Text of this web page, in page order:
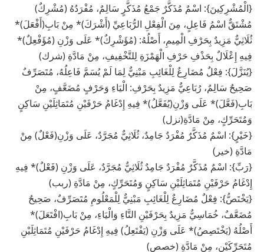
{الْمُشْرِكِينَ}: اسْمٌ مُذَكَّرٌ جَمْعُ مُذَكَّرٍ سَالِمٌ، مُفْرَدُهُ (مُشْرِكٌ)
مُشْتَقٌّ اسْمُ فَاعِلٍ، مِنَ الْفِعْلِ الرُّبَاعِيِّ (أَشْرَكَ)* مِنْ بَابِ(أَفْعَلَ)*
ثُلَاثِيٌّ مَزِيدٌ بِحَرْفِ الْمِيمِ، أَصْلُهُ: (مُؤَشْرِكٌ)* عَلَى وَزْنِ (مُؤَفْعِلٌ)*
فِيهِ إِعْلَالٌ بِحَذْفِ حَرْفِ الْهَمْزَةِ لِلتَّخْفِيفِ، مِنْ مَادَّةِ (شرك)
{يُنَزَّلَ}: فِعْلٌ مُضَارِعٌ لِلْغَائِبِ مَبْنِيٌّ لِمَا لَمْ يُسَمَّ فَاعِلُهُ، مُتَصَرِّفٌ
صَحِيحٌ سَالِمٌ، رُبَاعِيٌّ مَزِيدٌ بِحَرْفِ: الْيَاءِ وَحَرْفٍ مُضَعَّفٍ، مِنْ
بَابِ(فَعَّلَ)* عَلَى وَزْنِ(يُفَعَّلُ)* فِيهِ إِدْغَامُ حَرْفَيْنِ مُتَمَاثِلَيْنِ سَاكِنٍ
وَمُتَحَرِّكٍ، مِنْ مَادَّةِ(نزل)
{خَيْرٍ}: اسْمٌ مُذَكَّرٌ مُفْرَدٌ جَامِدٌ، ثُلَاثِيٌّ مُجَرَّدٌ، عَلَى وَزْنِ(فَعْلٌ) مِنْ
مَادَّةِ (خير)
{رَبِّ}: اسْمٌ مُذَكَّرٌ مُفْرَدٌ جَامِدٌ ثُلَاثِيٌّ مُجَرَّدٌ، عَلَى وَزْنِ (فَعْلٌ)* فِيهِ
إِدْغَامُ حَرْفَيْنِ مُتَمَاثِلَيْنِ سَاكِنٍ وَمُتَحَرِّكٍ، مِنْ مَادَّةِ (ربب)
{يَخْتَصُّ}: فِعْلٌ مُضَارِعٌ لِلْغَائِبِ مَبْنِيٌّ لِلْمَعْلُومِ مُتَصَرِّفٌ، صَحِيحٌ
مُضَعَّفٌ، خُمَاسِيٌّ مَزِيدٌ بِحَرْفَيْنِ التَّاءِ وَالْيَاءِ، مِنْ بَابِ(افْتَعَلَ)*
أَصْلُهُ (يَخْتَصِصُ)* عَلَى وَزْنِ (يَفْتَعِلُ) فِيهِ إِدْغَامُ حَرْفَيْنِ مُتَمَاثِلَيْنِ
مُتَحَرِّكَيْنِ، مِنْ مَادَّةِ (خصص)